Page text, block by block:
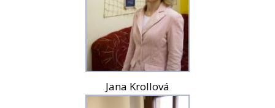
Jana Krollová